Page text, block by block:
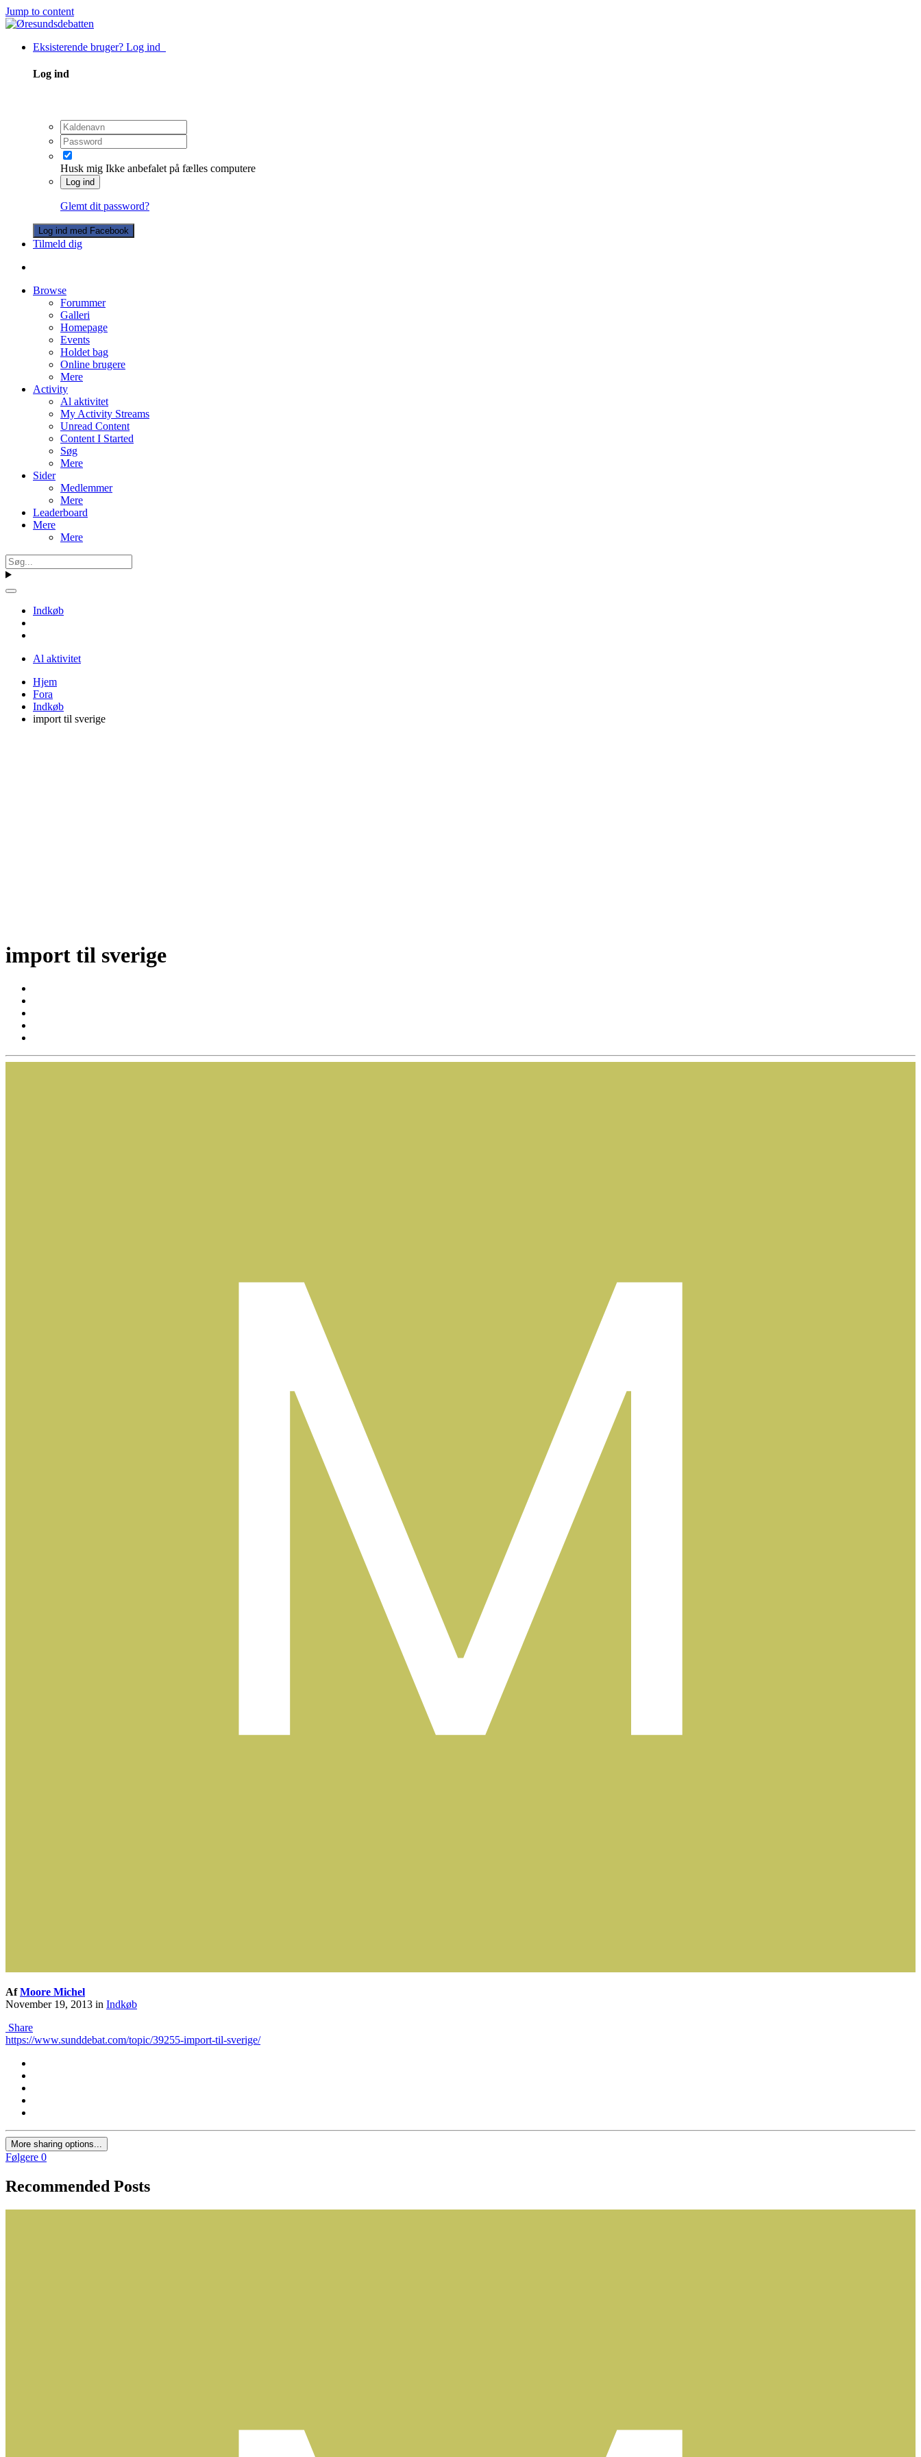
Jump to content
Eksisterende bruger? Log ind
Log ind
Husk mig Ikke anbefalet på fælles computere
Log ind
Glemt dit password?
Log ind med Facebook
Tilmeld dig
Browse
Forummer
Galleri
Homepage
Events
Holdet bag
Online brugere
Mere
Activity
Al aktivitet
My Activity Streams
Unread Content
Content I Started
Søg
Mere
Sider
Medlemmer
Mere
Leaderboard
Mere
Mere
Indkøb
Al aktivitet
Hjem
Fora
Indkøb
import til sverige
import til sverige
AfMoore Michel
November 19, 2013 in Indkøb
Share
https://www.sunddebat.com/topic/39255-import-til-sverige/
More sharing options...
Følgere 0
Recommended Posts